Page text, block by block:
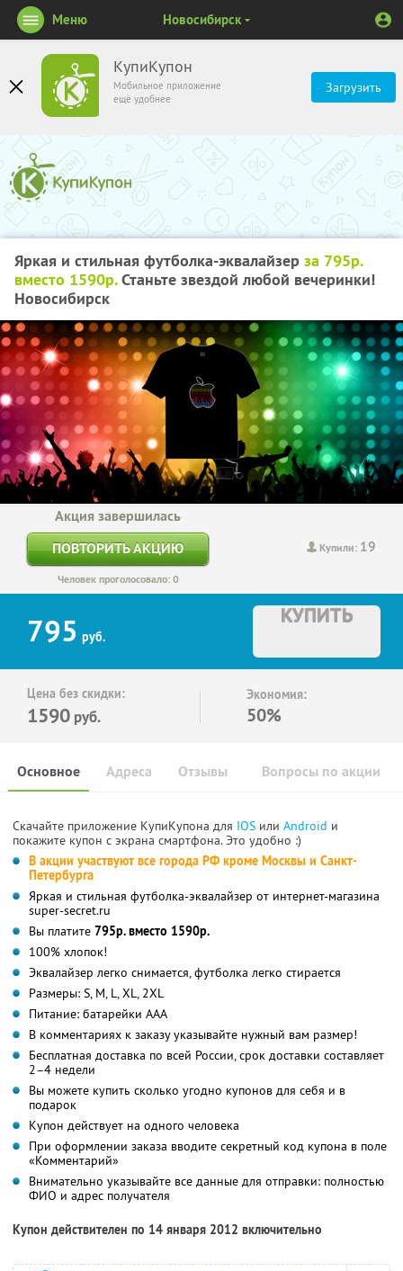
КупиКупон
Мобильное приложение
ещё удобнее
Загрузить
Меню Новосибирск
Яркая и стильная футболка-эквалайзер за 795р.
вместо 1590р.Станьте звездой любой вечеринки!
Новосибирск
Купили: 19
Акция завершилась
ПОВТОРИТЬ АКЦИЮ
Человек проголосовало: 0
795 руб.
КУПИТЬ
Цена без скидки:
1590 руб.
Экономия:
50%
Основное Отзывы Вопросы по акции
Адреса
Скачайте приложение КупиКупона для IOS или Android и
покажите купон с экрана смартфона. Это удобно :)
В акции участвуют все города РФ кроме Москвы и Санкт-
Петербурга
Яркая и стильная футболка-эквалайзер от интернет-магазина
super-secret.ru
Вы платите 795р. вместо 1590р.
100% хлопок!
Эквалайзер легко снимается, футболка легко стирается
Размеры: S, M, L, XL, 2XL
Питание: батарейки AAA
В комментариях к заказу указывайте нужный вам размер!
Бесплатная доставка по всей России, срок доставки составляет
2–4 недели
Вы можете купить сколько угодно купонов для себя и в
подарок
Купон действует на одного человека
При оформлении заказа вводите секретный код купона в поле
«Комментарий»
Внимательно указывайте все данные для отправки: полностью
ФИО и адрес получателя
Купон действителен по 14 января 2012 включительно